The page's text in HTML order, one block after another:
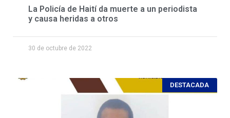
La Policía de Haití da muerte a un periodista
y causa heridas a otros
30 de octubre de 2022
DESTACADA